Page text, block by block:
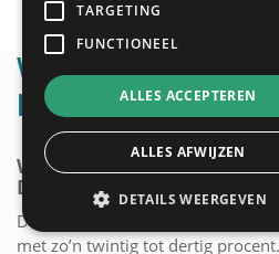
Wettelijke
premies
WETTELIJKE
DAKISOLATIE
De meeste warmte van je huis
met zo’n twintig tot dertig
TARGETING
FUNCTIONEEL
ALLES ACCEPTEREN
ALLES AFWIJZEN
DETAILS WEERGEVEN